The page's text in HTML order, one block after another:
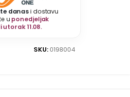
danasi dostavu
u ponedjeljak
utorak 11.08.
SKU: 0198004